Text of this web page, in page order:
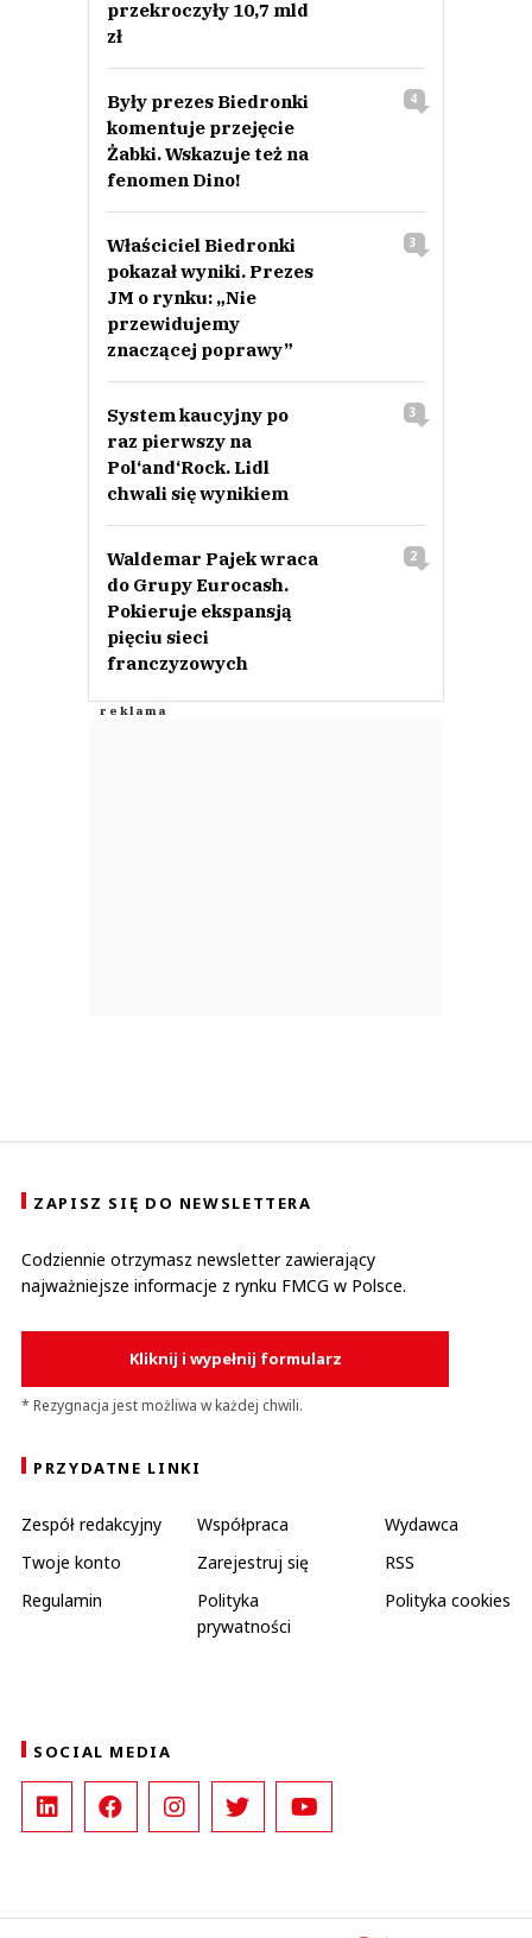
przekroczyły 10,7 mld
zł
Były prezes Biedronki
komentuje przejęcie
Żabki. Wskazuje też na
fenomen Dino!
4
Właściciel Biedronki
pokazał wyniki. Prezes
JM o rynku: „Nie
przewidujemy
znaczącej poprawy”
3
System kaucyjny po
raz pierwszy na
Pol‘and‘Rock. Lidl
chwali się wynikiem
3
Waldemar Pajek wraca
do Grupy Eurocash.
Pokieruje ekspansją
pięciu sieci
franczyzowych
2
ZAPISZ SIĘ DO NEWSLETTERA
Codziennie otrzymasz newsletter zawierający
najważniejsze informacje z rynku FMCG w Polsce.
Kliknij i wypełnij formularz
* Rezygnacja jest możliwa w każdej chwili.
PRZYDATNE LINKI
Zespół redakcyjny Współpraca
Wydawca
Twoje konto
Zarejestruj się
RSS
Regulamin
Polityka
prywatności
Polityka cookies
SOCIAL MEDIA